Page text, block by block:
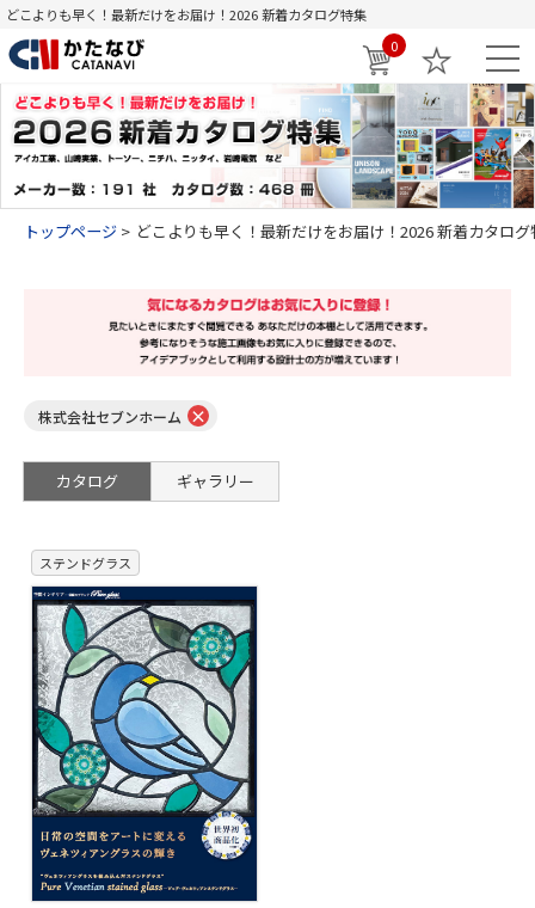
どこよりも早く！最新だけをお届け！2026 新着カタログ特集
0
トップページ どこよりも早く！最新だけをお届け！2026 新着カタログ
株式会社セブンホーム ×
カタログ ギャラリー
ステンドグラス